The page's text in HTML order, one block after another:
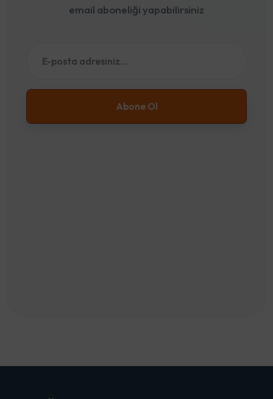
email aboneliği yapabilirsiniz
Abone Ol